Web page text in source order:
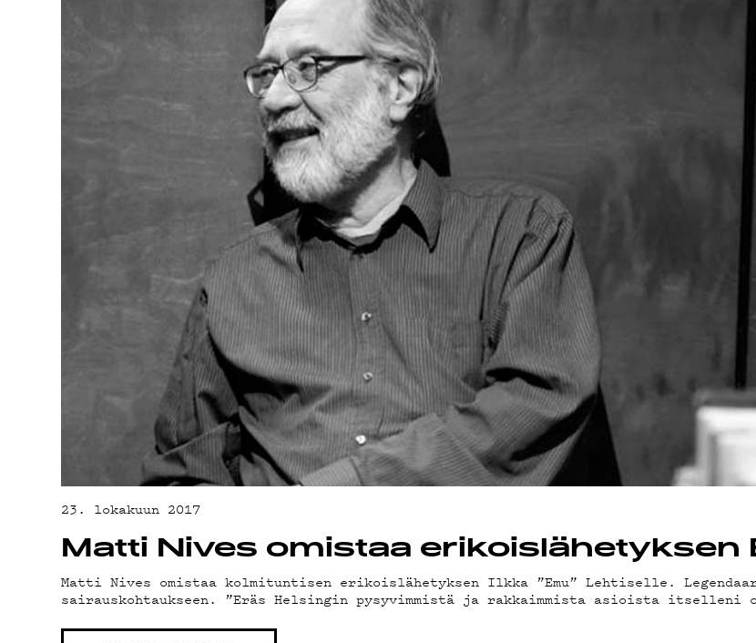
23. lokakuun 2017
Matti Nives omistaa erikoislähetyksen
Matti Nives omistaa kolmituntisen erikoislähetyksen Ilkka ”Emu” Lehtiselle.
sairauskohtaukseen. ”Eräs Helsingin pysyvimmistä ja rakkaimmista asioista itselleni